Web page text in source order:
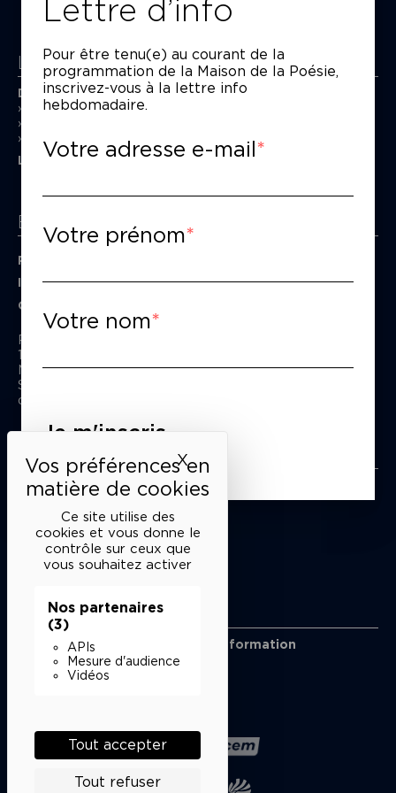
Ce site utilise des
cookies et vous donne le
contrôle sur ceux que
vous souhaitez activer
Nos partenaires
(3)
APIs
Mesure d'audience
Vidéos
Tout accepter
Tout refuser
XMasquer le bandeau des
La Maison de la Poésie
Découvrir
En photos
L’équipe
Espace pro
Privatiser une salle
Informations techniques
Contact presse
Passage Moliėre
157, rue Saint-Martin - 75003 Paris
M° Rambuteau - RER Les Halles
Standard tél : 01 44 54 53 00
du mardi au samedi de 15h à 18h
Liens utiles
Mentions légales
Conditions générales de vente
Cookies
Restons en lien
Inscrivez-vous à notre lettre d’information
Suivez-nous sur les réseaux
Lettre d’info
Pour être tenu(e) au courant de la
programmation de la Maison de la Poésie,
inscrivez-vous à la lettre info
hebdomadaire.
Votre adresse e-mail
Votre prénom
Votre nom
Je m'inscris